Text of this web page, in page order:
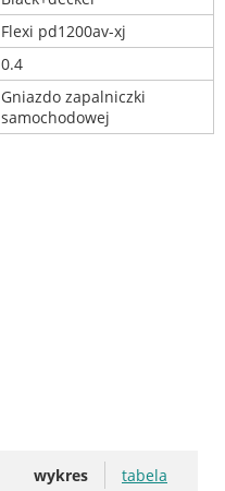
Flexi pd1200av-xj
0.4
Gniazdo zapalniczki
samochodowej
wykres tabela